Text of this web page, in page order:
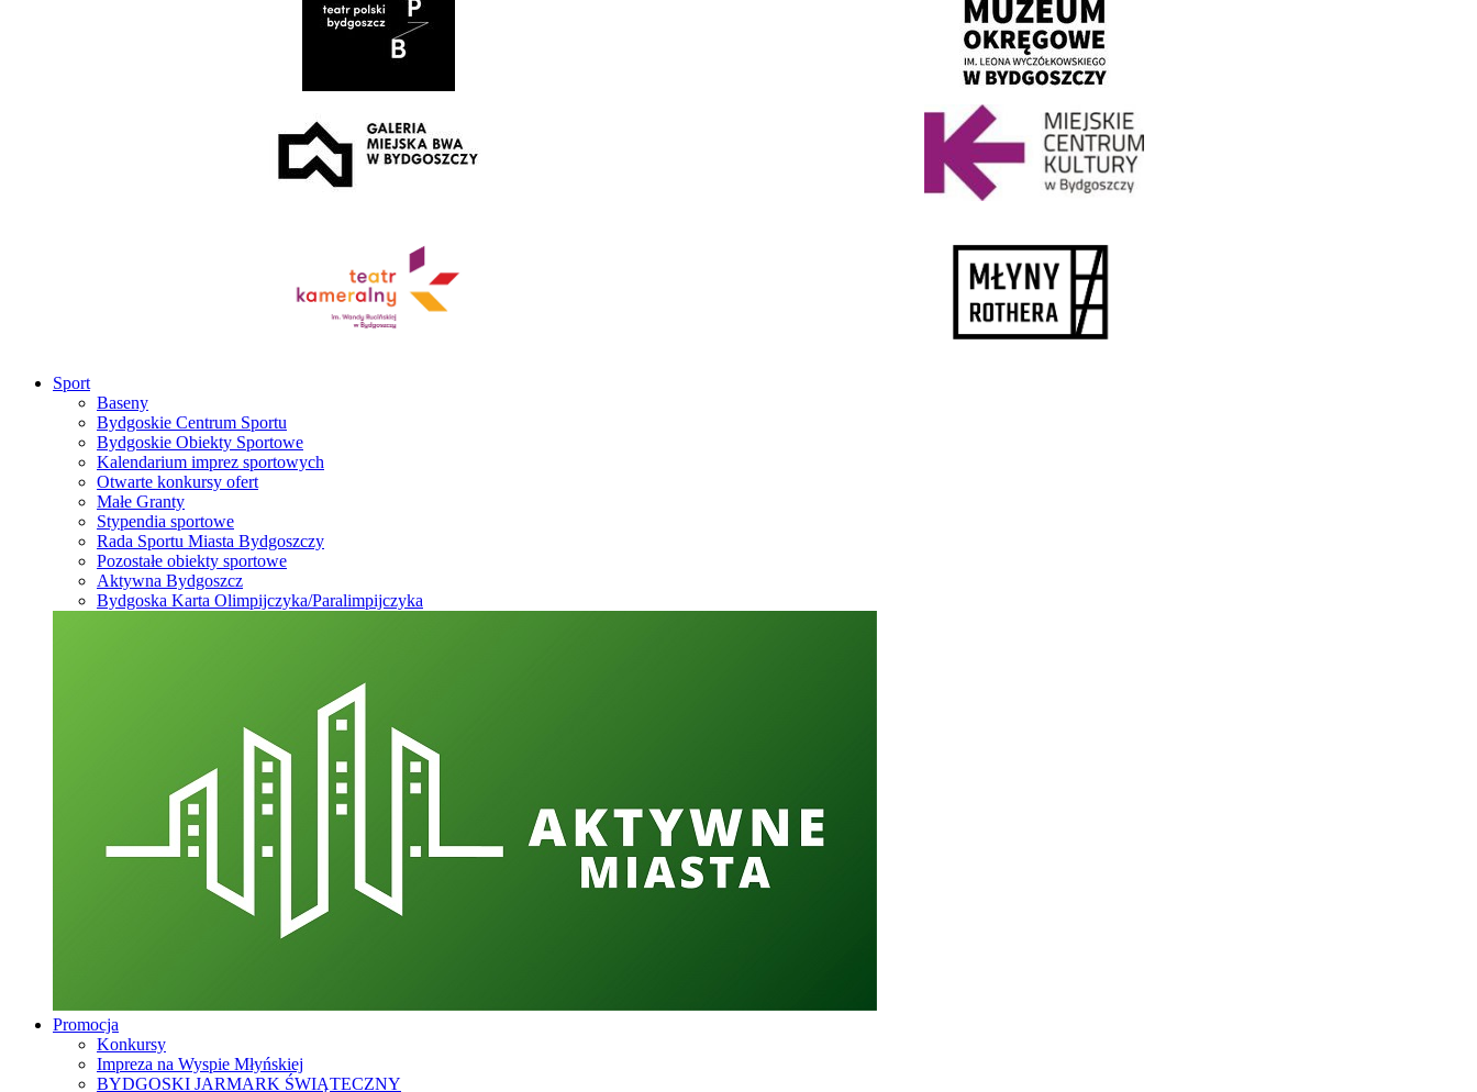
Sport
Baseny
Bydgoskie Centrum Sportu
Bydgoskie Obiekty Sportowe
Kalendarium imprez sportowych
Otwarte konkursy ofert
Małe Granty
Stypendia sportowe
Rada Sportu Miasta Bydgoszczy
Pozostałe obiekty sportowe
Aktywna Bydgoszcz
Bydgoska Karta Olimpijczyka/Paralimpijczyka
Promocja
Konkursy
Impreza na Wyspie Młyńskiej
BYDGOSKI JARMARK ŚWIĄTECZNY